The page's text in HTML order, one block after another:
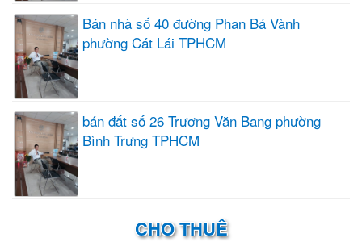
Bán nhà số 40 đường Phan Bá Vành
phường Cát Lái TPHCM
bán đất số 26 Trương Văn Bang phường
Bình Trưng TPHCM
CHO THUÊ